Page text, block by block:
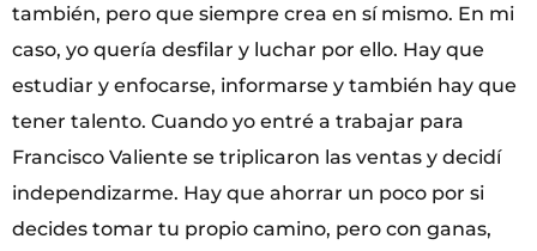
también, pero que siempre crea en sí mismo. En mi
caso, yo quería desfilar y luchar por ello. Hay que
estudiar y enfocarse, informarse y también hay que
tener talento. Cuando yo entré a trabajar para
Francisco Valiente se triplicaron las ventas y decidí
independizarme. Hay que ahorrar un poco por si
decides tomar tu propio camino, pero con ganas,